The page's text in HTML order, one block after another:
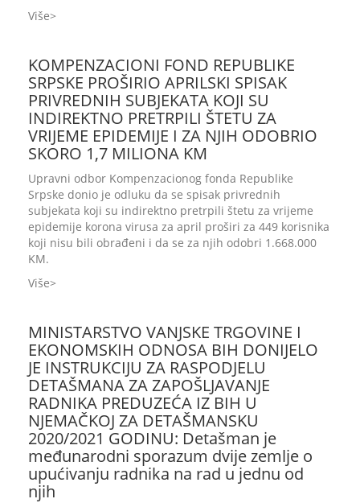
Više
KOMPENZACIONI FOND REPUBLIKE
SRPSKE PROŠIRIO APRILSKI SPISAK
PRIVREDNIH SUBJEKATA KOJI SU
INDIREKTNO PRETRPILI ŠTETU ZA
VRIJEME EPIDEMIJE I ZA NJIH ODOBRIO
SKORO 1,7 MILIONA KM
Upravni odbor Kompenzacionog fonda Republike
Srpske donio je odluku da se spisak privrednih
subjekata koji su indirektno pretrpili štetu za vrijeme
epidemije korona virusa za april proširi za 449 korisnika
koji nisu bili obrađeni i da se za njih odobri 1.668.000
KM.
Više
MINISTARSTVO VANJSKE TRGOVINE I
EKONOMSKIH ODNOSA BIH DONIJELO
JE INSTRUKCIJU ZA RASPODJELU
DETAŠMANA ZA ZAPOŠLJAVANJE
RADNIKA PREDUZEĆA IZ BIH U
NJEMAČKOJ ZA DETAŠMANSKU
2020/2021 GODINU: Detašman je
međunarodni sporazum dvije zemlje o
upućivanju radnika na rad u jednu od
njih